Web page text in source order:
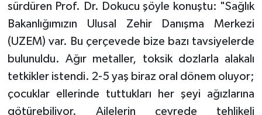
sürdüren Prof. Dr. Dokucu şöyle konuştu: "Sağlık
Bakanlığımızın Ulusal Zehir Danışma Merkezi
(UZEM) var. Bu çerçevede bize bazı tavsiyelerde
bulunuldu. Ağır metaller, toksik dozlarla alakalı
tetkikler istendi. 2-5 yaş biraz oral dönem oluyor;
çocuklar ellerinde tuttukları her şeyi ağızlarına
götürebiliyor. Ailelerin çevrede tehlikeli